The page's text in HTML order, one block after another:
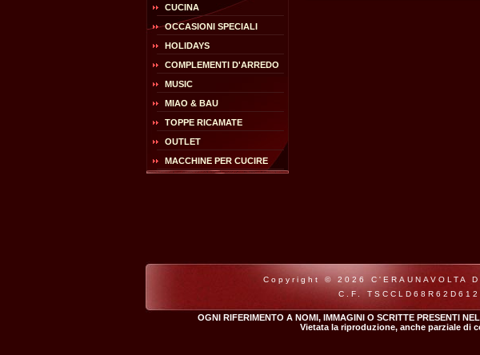
CUCINA
OCCASIONI SPECIALI
HOLIDAYS
COMPLEMENTI D'ARREDO
MUSIC
MIAO & BAU
TOPPE RICAMATE
OUTLET
MACCHINE PER CUCIRE
Copyright © 2026
C.F.
OGNI RIFERIMENTO A NOMI, IMMAGINI O SCRITTE PRESENTI
Vietata la riproduzione, anche parziale di